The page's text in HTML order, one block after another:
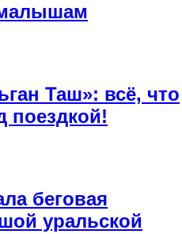
Таш»: всё, что
поездкой!
беговая
уральской